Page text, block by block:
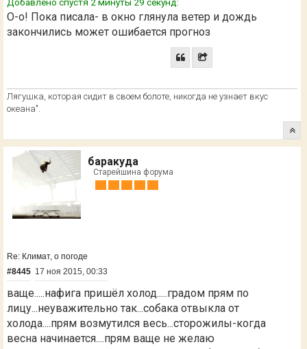
Добавлено спустя 2 минуты 29 секунд:
О-о! Пока писала- в окно глянула ветер и дождь
закончились может ошибается прогноз
Лягушка, которая сидит в своем болоте, никогда не узнает вкус
океана".
баракуда
Старейшина форума
Re: Климат, о погоде
#8445 17 ноя 2015, 00:33
ваще.....нафига пришёл холод.....градом прям по
лицу...неуважительно так...собака отвыкла от
холода....прям возмутился весь...сторожилы-когда
весна начинается....прям ваще не желаю